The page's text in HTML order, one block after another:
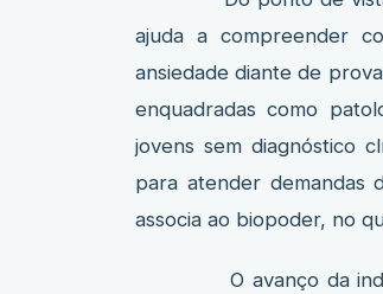
ajuda a compreender
ansiedade diante de
enquadradas como
jovens sem diagnóstico
para atender demandas
associa ao biopoder, no
O avanço da